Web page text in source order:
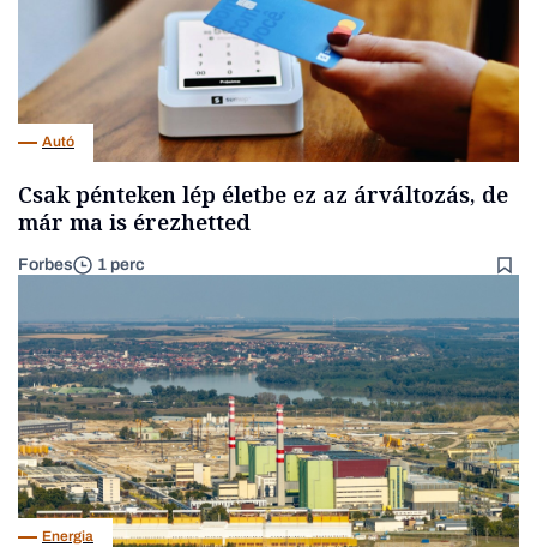
Autó
Csak pénteken lép életbe ez az árváltozás, de
már ma is érezhetted
Forbes 1 perc
Energia